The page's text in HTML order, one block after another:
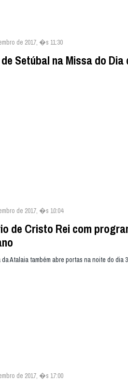
de 2017, �s 11:30
Setúbal na Missa do Dia
de 2017, �s 10:04
de Cristo Rei com
Atalaia também abre portas na noite do dia
de 2017, �s 17:00